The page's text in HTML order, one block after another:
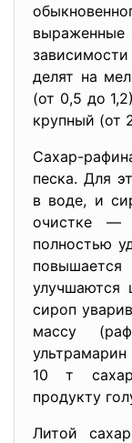
выраженные
делят на
(от 0,5 до
крупный (от
Сахар-
песка. Для
в воде, и
очистке —
полностью
улучшаются
сироп
массу
10 т
продукту
Литой